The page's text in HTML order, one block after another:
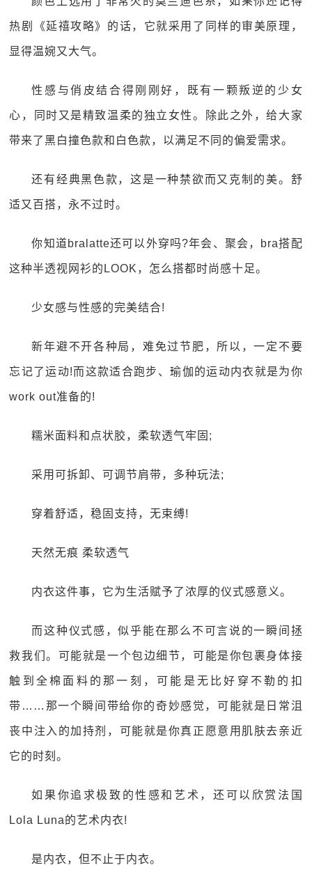
热剧《延禧攻略》的话，它就采用了同样的审美原理，
显得温婉又大气。
性感与俏皮结合得刚刚好，既有一颗叛逆的少女
心，同时又是精致温柔的独立女性。除此之外，给大家
带来了黑白撞色款和白色款，以满足不同的偏爱需求。
还有经典黑色款，这是一种禁欲而又克制的美。舒
适又百搭，永不过时。
你知道bralatte还可以外穿吗?年会、聚会，bra搭配
这种半透视网衫的LOOK，怎么搭都时尚感十足。
少女感与性感的完美结合!
新年避不开各种局，难免过节肥，所以，一定不要
忘记了运动!而这款适合跑步、瑜伽的运动内衣就是为你
work out准备的!
糯米面料和点状胶，柔软透气牢固;
采用可拆卸、可调节肩带，多种玩法;
穿着舒适，稳固支持，无束缚!
天然无痕 柔软透气
内衣这件事，它为生活赋予了浓厚的仪式感意义。
而这种仪式感，似乎能在那么不可言说的一瞬间拯
救我们。可能就是一个包边细节，可能是你包裹身体接
触到全棉面料的那一刻，可能是无比好穿不勒的扣
带……那一个瞬间带给你的奇妙感觉，可能就是日常沮
丧中注入的加持剂，可能就是你真正愿意用肌肤去亲近
它的时刻。
如果你追求极致的性感和艺术，还可以欣赏法国
Lola Luna的艺术内衣!
是内衣，但不止于内衣。